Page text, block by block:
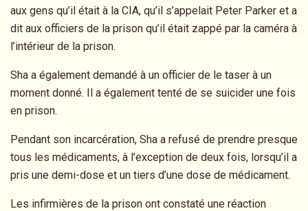
aux gens qu’il était à la CIA, qu’il s’appelait Peter Parker et a
dit aux officiers de la prison qu’il était zappé par la caméra à
l’intérieur de la prison.
Sha a également demandé à un officier de le taser à un
moment donné. Il a également tenté de se suicider une fois
en prison.
Pendant son incarcération, Sha a refusé de prendre presque
tous les médicaments, à l’exception de deux fois, lorsqu’il a
pris une demi-dose et un tiers d’une dose de médicament.
Les infirmières de la prison ont constaté une réaction